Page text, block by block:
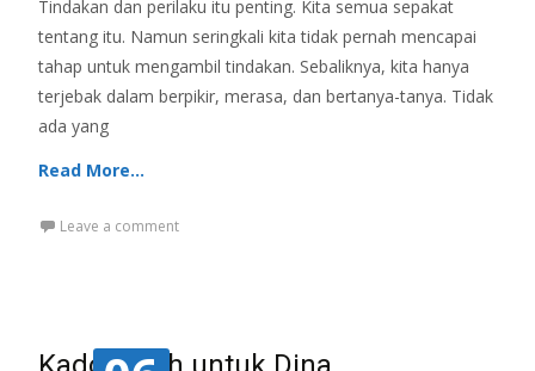
Tindakan dan perilaku itu penting. Kita semua sepakat
tentang itu. Namun seringkali kita tidak pernah mencapai
tahap untuk mengambil tindakan. Sebaliknya, kita hanya
terjebak dalam berpikir, merasa, dan bertanya-tanya. Tidak
ada yang
Read More…
Leave a comment